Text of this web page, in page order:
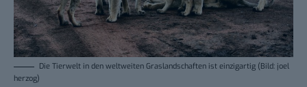
Die Tierwelt in den weltweiten Graslandschaften ist einzigartig (Bild: joel
herzog)